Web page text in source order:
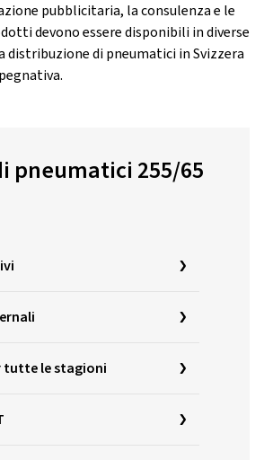
pubblicitaria, la consulenza e le
devono essere disponibili in diverse
distribuzione di pneumatici in Svizzera
pneumatici 255/65
tutte le stagioni